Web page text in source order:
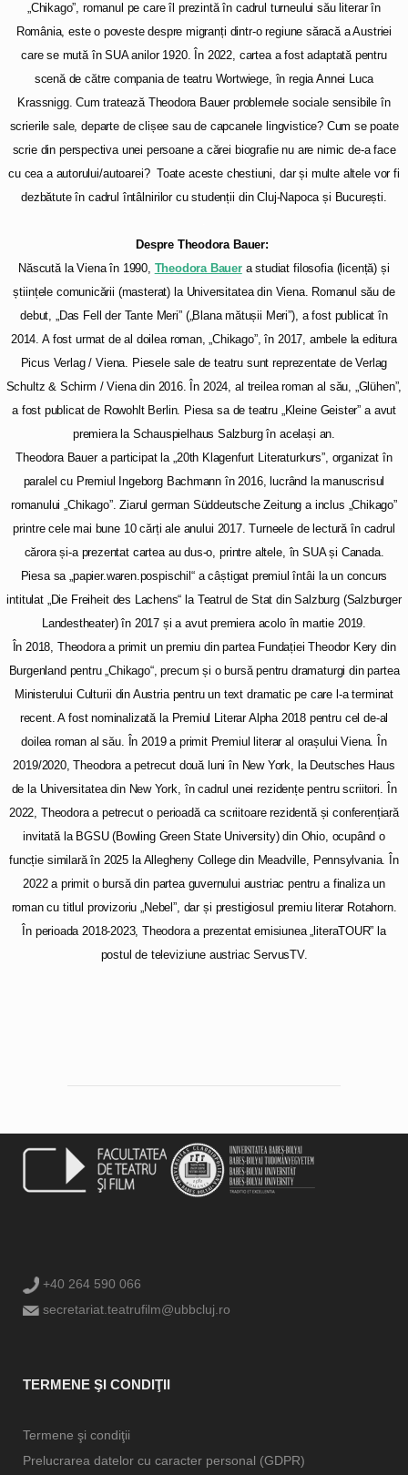
„Chikago”, romanul pe care îl prezintă în cadrul turneului său literar în
România, este o poveste despre migranți dintr-o regiune săracă a Austriei
care se mută în SUA anilor 1920. În 2022, cartea a fost adaptată pentru
scenă de către compania de teatru Wortwiege, în regia Annei Luca
Krassnigg. Cum tratează Theodora Bauer problemele sociale sensibile în
scrierile sale, departe de clișee sau de capcanele lingvistice? Cum se poate
scrie din perspectiva unei persoane a cărei biografie nu are nimic de-a face
cu cea a autorului/autoarei? Toate aceste chestiuni, dar și multe altele vor fi
dezbătute în cadrul întâlnirilor cu studenții din Cluj-Napoca și București.
Despre Theodora Bauer:
Născută la Viena în 1990, Theodora Bauera studiat filosofia (licență) și
științele comunicării (masterat) la Universitatea din Viena. Romanul său de
debut, „Das Fell der Tante Meri” („Blana mătușii Meri”), a fost publicat în
2014. A fost urmat de al doilea roman, „Chikago”, în 2017, ambele la editura
Picus Verlag / Viena. Piesele sale de teatru sunt reprezentate de Verlag
Schultz & Schirm / Viena din 2016. În 2024, al treilea roman al său, „Glühen”,
a fost publicat de Rowohlt Berlin. Piesa sa de teatru „Kleine Geister” a avut
premiera la Schauspielhaus Salzburg în același an.
Theodora Bauer a participat la „20th Klagenfurt Literaturkurs”, organizat în
paralel cu Premiul Ingeborg Bachmann în 2016, lucrând la manuscrisul
romanului „Chikago”. Ziarul german Süddeutsche Zeitung a inclus „Chikago”
printre cele mai bune 10 cărți ale anului 2017. Turneele de lectură în cadrul
cărora și-a prezentat cartea au dus-o, printre altele, în SUA și Canada.
Piesa sa „papier.waren.pospischil“ a câștigat premiul întâi la un concurs
intitulat „Die Freiheit des Lachens“ la Teatrul de Stat din Salzburg (Salzburger
Landestheater) în 2017 și a avut premiera acolo în martie 2019.
În 2018, Theodora a primit un premiu din partea Fundației Theodor Kery din
Burgenland pentru „Chikago“, precum și o bursă pentru dramaturgi din partea
Ministerului Culturii din Austria pentru un text dramatic pe care l-a terminat
recent. A fost nominalizată la Premiul Literar Alpha 2018 pentru cel de-al
doilea roman al său. În 2019 a primit Premiul literar al orașului Viena. În
2019/2020, Theodora a petrecut două luni în New York, la Deutsches Haus
de la Universitatea din New York, în cadrul unei rezidențe pentru scriitori. În
2022, Theodora a petrecut o perioadă ca scriitoare rezidentă și conferențiară
invitată la BGSU (Bowling Green State University) din Ohio, ocupând o
funcție similară în 2025 la Allegheny College din Meadville, Pennsylvania. În
2022 a primit o bursă din partea guvernului austriac pentru a finaliza un
roman cu titlul provizoriu „Nebel”, dar și prestigiosul premiu literar Rotahorn.
În perioada 2018-2023, Theodora a prezentat emisiunea „literaTOUR” la
postul de televiziune austriac ServusTV.
+40 264 590 066
secretariat.teatrufilm@ubbcluj.ro
TERMENE ŞI CONDIŢII
Termene şi condiţii
Prelucrarea datelor cu caracter personal (GDPR)